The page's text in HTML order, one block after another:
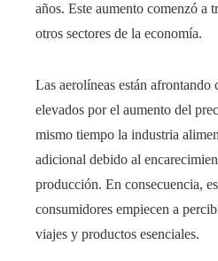
años. Este aumento comenzó a
otros sectores de la economía.
Las aerolíneas están afrontando
elevados por el aumento del
mismo tiempo la industria
adicional debido al
producción. En consecuencia,
consumidores empiecen a
viajes y productos esenciales.